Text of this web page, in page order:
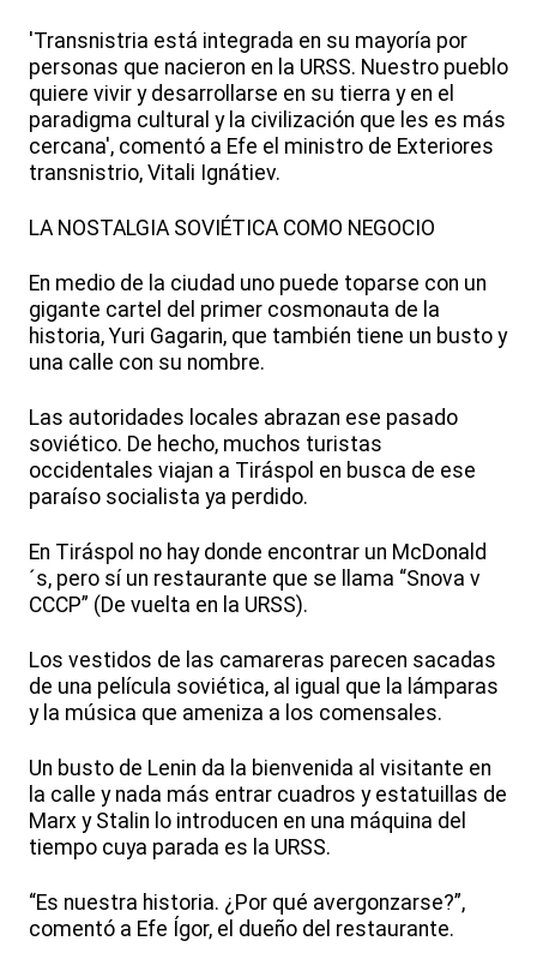
'Transnistria está integrada en su mayoría por
personas que nacieron en la URSS. Nuestro pueblo
quiere vivir y desarrollarse en su tierra y en el
paradigma cultural y la civilización que les es más
cercana', comentó a Efe el ministro de Exteriores
transnistrio, Vitali Ignátiev.
LA NOSTALGIA SOVIÉTICA COMO NEGOCIO
En medio de la ciudad uno puede toparse con un
gigante cartel del primer cosmonauta de la
historia, Yuri Gagarin, que también tiene un busto y
una calle con su nombre.
Las autoridades locales abrazan ese pasado
soviético. De hecho, muchos turistas
occidentales viajan a Tiráspol en busca de ese
paraíso socialista ya perdido.
En Tiráspol no hay donde encontrar un McDonald
´s, pero sí un restaurante que se llama “Snova v
CCCP” (De vuelta en la URSS).
Los vestidos de las camareras parecen sacadas
de una película soviética, al igual que la lámparas
y la música que ameniza a los comensales.
Un busto de Lenin da la bienvenida al visitante en
la calle y nada más entrar cuadros y estatuillas de
Marx y Stalin lo introducen en una máquina del
tiempo cuya parada es la URSS.
“Es nuestra historia. ¿Por qué avergonzarse?”,
comentó a Efe Ígor, el dueño del restaurante.